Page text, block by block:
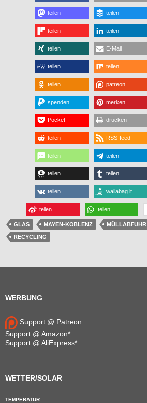
teilen teilen
teilen teilen
teilen E-Mail
teilen teilen
teilen patreon
spenden merken
Pocket drucken
teilen RSS-feed
teilen teilen
teilen teilen
teilen wallabag it
teilen teilen
GLAS MAYEN-KOBLENZ
MÜLLABFUHR
RECYCLING
WERBUNG
Support @ Patreon
Support @ Amazon*
Support @ AliExpress*
WETTER/SOLAR
TEMPERATUR